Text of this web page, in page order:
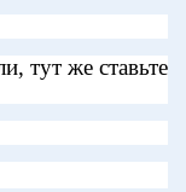
тут же ставьте